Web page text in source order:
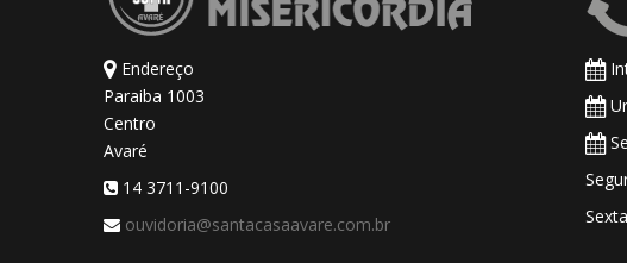
Endereço
Paraiba 1003
Centro
Avaré
14 3711-9100
ouvidoria@santacasaavare.com.br